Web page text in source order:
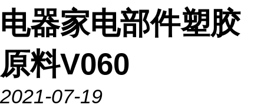
电器家电部件塑胶
原料V060
2021-07-19